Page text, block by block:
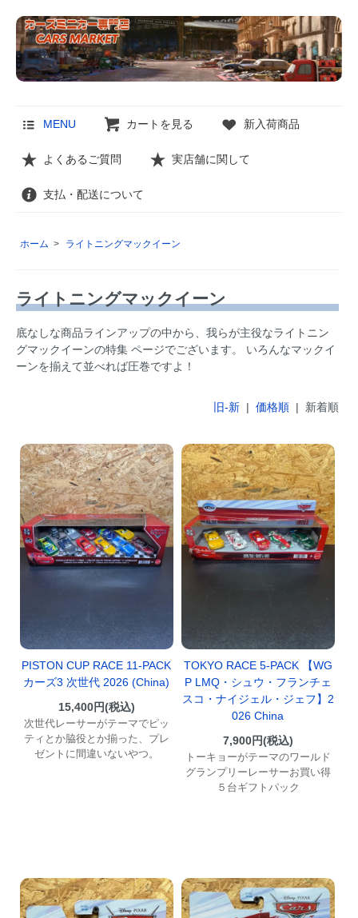
MENU カートを見る 新入荷商品
よくあるご質問 実店舗に関して
支払・配送について
ホーム > ライトニングマックイーン
ライトニングマックイーン
底なしな商品ラインアップの中から、我らが主役なライトニン
グマックイーンの特集 ページでございます。 いろんなマックイ
ーンを揃えて並べれば圧巻ですよ！
旧-新| 価格順| 新着順
PISTON CUP RACE 11-PACK
カーズ3 次世代 2026 (China)
15,400円(税込)
次世代レーサーがテーマでピッ
ティとか脇役とか揃った、プレ
ゼントに間違いないやつ。
TOKYO RACE 5-PACK 【WG
P LMQ・シュウ・フランチェ
スコ・ナイジェル・ジェフ】2
026 China
7,900円(税込)
トーキョーがテーマのワールド
グランプリーレーサーお買い得
５台ギフトパック